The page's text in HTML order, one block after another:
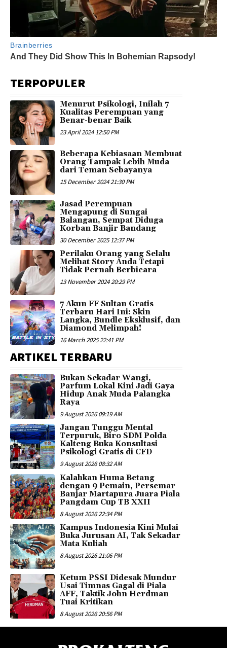
TERPOPULER
Menurut Psikologi, Inilah 7
Kualitas Perempuan yang
Benar-benar Baik
23 April 2024 12:50 PM
Beberapa Kebiasaan Membuat
Orang Tampak Lebih Muda
dari Teman Sebayanya
15 December 2024 21:30 PM
Jasad Perempuan
Mengapung di Sungai
Balangan, Sempat Diduga
Korban Banjir Bandang
30 December 2025 12:37 PM
Perilaku Orang yang Selalu
Melihat Story Anda Tetapi
Tidak Pernah Berbicara
13 November 2024 20:29 PM
7 Akun FF Sultan Gratis
Terbaru Hari Ini: Skin
Langka, Bundle Eksklusif, dan
Diamond Melimpah!
16 March 2025 22:41 PM
ARTIKEL TERBARU
Bukan Sekadar Wangi,
Parfum Lokal Kini Jadi Gaya
Hidup Anak Muda Palangka
Raya
9 August 2026 09:19 AM
Jangan Tunggu Mental
Terpuruk, Biro SDM Polda
Kalteng Buka Konsultasi
Psikologi Gratis di CFD
9 August 2026 08:32 AM
Kalahkan Huma Betang
dengan 9 Pemain, Persemar
Banjar Martapura Juara Piala
Pangdam Cup TB XXII
8 August 2026 22:34 PM
Kampus Indonesia Kini Mulai
Buka Jurusan AI, Tak Sekadar
Mata Kuliah
8 August 2026 21:06 PM
Ketum PSSI Didesak Mundur
Usai Timnas Gagal di Piala
AFF, Taktik John Herdman
Tuai Kritikan
8 August 2026 20:56 PM